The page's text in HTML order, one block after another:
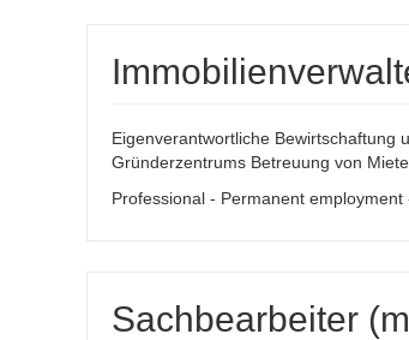
Eigenverantwortliche Bewirtschaftung
Gründerzentrums Betreuung von
Professional - Permanent employment
Sachbearbeiter